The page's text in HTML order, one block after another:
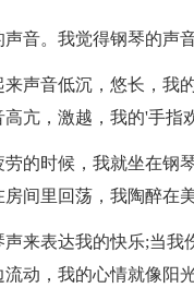
音。我觉得钢琴的声
声音低沉，悠长，我
亢，激越，我的'手指
的时候，我就坐在钢
间里回荡，我陶醉在
来表达我的快乐;当
动，我的心情就像阳